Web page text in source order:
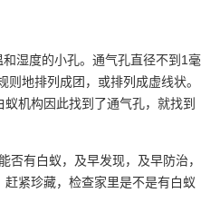
湿度的小孔。通气孔直径不到1毫
地排列成团，或排列成虚线状。
机构因此找到了通气孔，就找到
有白蚁，及早发现，及早防治，
紧珍藏，检查家里是不是有白蚁